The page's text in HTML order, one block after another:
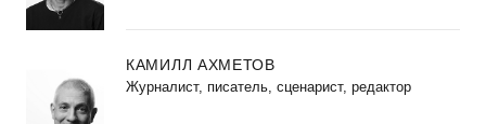
КАМИЛЛ АХМЕТОВ
Журналист, писатель, сценарист, редактор